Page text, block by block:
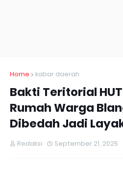
Home kabar daerah
Bakti Teritorial
Rumah Warga
Dibedah Jadi
Redaksi September 21, 2025